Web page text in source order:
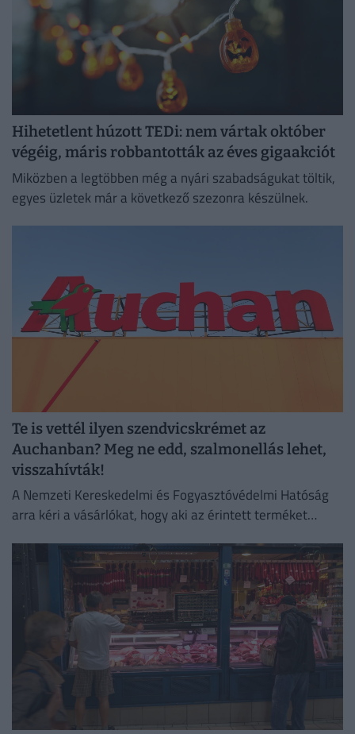
Hihetetlent húzott TEDi: nem vártak október
végéig, máris robbantották az éves gigaakciót
Miközben a legtöbben még a nyári szabadságukat töltik,
egyes üzletek már a következő szezonra készülnek.
Te is vettél ilyen szendvicskrémet az
Auchanban? Meg ne edd, szalmonellás lehet,
visszahívták!
A Nemzeti Kereskedelmi és Fogyasztóvédelmi Hatóság
arra kéri a vásárlókat, hogy aki az érintett terméket